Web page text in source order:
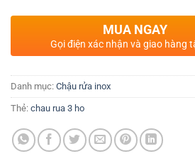
MUA NGAY
Gọi điện xác nhận và giao hàng
Danh mục: Chậu rửa inox
Thẻ: chau rua 3 ho